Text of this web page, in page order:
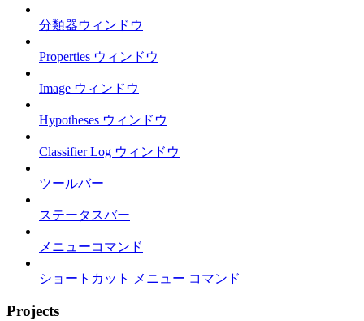
分類器ウィンドウ
Properties ウィンドウ
Image ウィンドウ
Hypotheses ウィンドウ
Classifier Log ウィンドウ
ツールバー
ステータスバー
メニューコマンド
ショートカット メニュー コマンド
Projects